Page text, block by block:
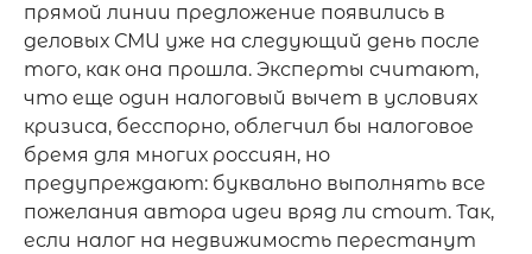
прямой линии предложение появились в
деловых СМИ уже на следующий день после
того, как она прошла. Эксперты считают,
что еще один налоговый вычет в условиях
кризиса, бесспорно, облегчил бы налоговое
бремя для многих россиян, но
предупреждают: буквально выполнять все
пожелания автора идеи вряд ли стоит. Так,
если налог на недвижимость перестанут